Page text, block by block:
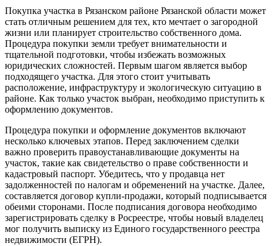
Покупка участка в Рязанском районе Рязанской области может
стать отличным решением для тех, кто мечтает о загородной
жизни или планирует строительство собственного дома.
Процедура покупки земли требует внимательности и
тщательной подготовки, чтобы избежать возможных
юридических сложностей. Первым шагом является выбор
подходящего участка. Для этого стоит учитывать
расположение, инфраструктуру и экологическую ситуацию в
районе. Как только участок выбран, необходимо приступить к
оформлению документов.
Процедура покупки и оформление документов включают
несколько ключевых этапов. Перед заключением сделки
важно проверить правоустанавливающие документы на
участок, такие как свидетельство о праве собственности и
кадастровый паспорт. Убедитесь, что у продавца нет
задолженностей по налогам и обременений на участке. Далее,
составляется договор купли-продажи, который подписывается
обеими сторонами. После подписания договора необходимо
зарегистрировать сделку в Росреестре, чтобы новый владелец
мог получить выписку из Единого государственного реестра
недвижимости (ЕГРН).